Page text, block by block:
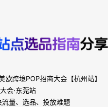
跨境POP招商大会【杭州站】
会·东莞站
量、选品、投放难题